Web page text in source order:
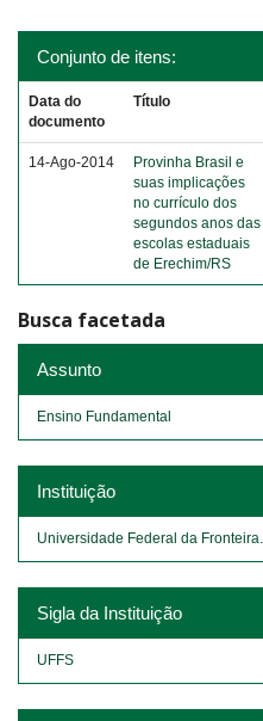
Conjunto de itens:
Data do
documento
Título
14-Ago-2014
Provinha Brasil e
suas implicações
no currículo dos
segundos anos das
escolas estaduais
de Erechim/RS
Busca facetada
Assunto
Ensino Fundamental
Instituição
Universidade Federal da Fronteira...
Sigla da Instituição
UFFS